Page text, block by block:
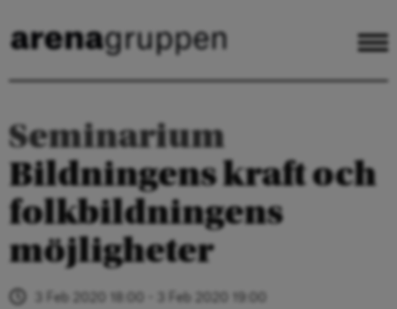
Seminarium
Bildningens kraft och
folkbildningens
möjligheter
3 Feb 2020 18:00 - 3 Feb 2020 19:00